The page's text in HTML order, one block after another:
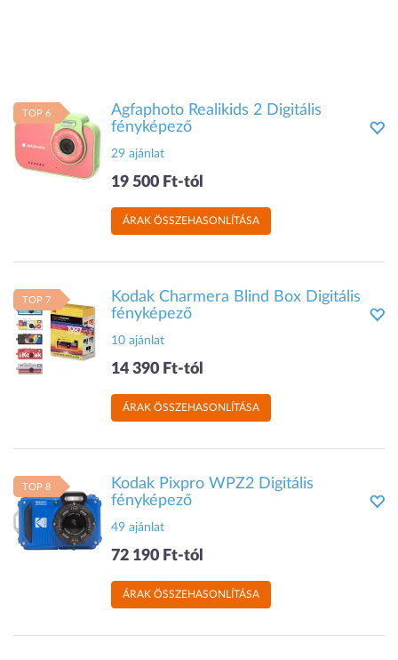
TOP 6
Agfaphoto Realikids 2 Digitális
fényképező
29 ajánlat
19 500 Ft-tól
ÁRAK ÖSSZEHASONLÍTÁSA
TOP 7
Kodak Charmera Blind Box Digitális
fényképező
10 ajánlat
14 390 Ft-tól
ÁRAK ÖSSZEHASONLÍTÁSA
TOP 8
Kodak Pixpro WPZ2 Digitális
fényképező
49 ajánlat
72 190 Ft-tól
ÁRAK ÖSSZEHASONLÍTÁSA